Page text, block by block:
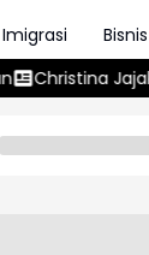
Imigrasi Bisnis